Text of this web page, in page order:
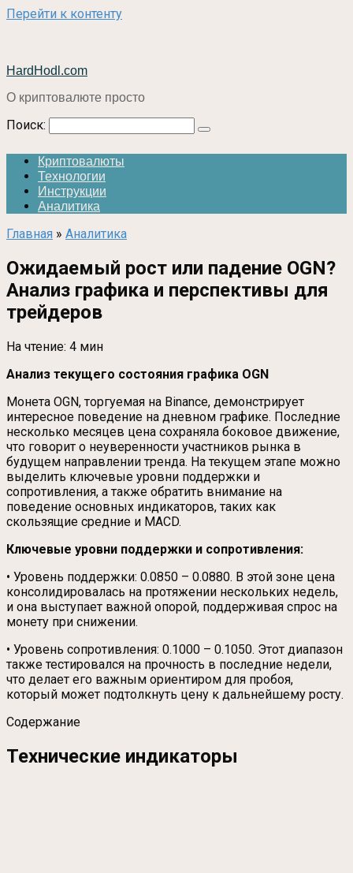
Перейти к контенту
HardHodl.com
О криптовалюте просто
Поиск:
Криптовалюты
Технологии
Инструкции
Аналитика
Главная » Аналитика
Ожидаемый рост или падение OGN?
Анализ графика и перспективы для
трейдеров
На чтение: 4 мин
Анализ текущего состояния графика OGN
Монета OGN, торгуемая на Binance, демонстрирует
интересное поведение на дневном графике. Последние
несколько месяцев цена сохраняла боковое движение,
что говорит о неуверенности участников рынка в
будущем направлении тренда. На текущем этапе можно
выделить ключевые уровни поддержки и
сопротивления, а также обратить внимание на
поведение основных индикаторов, таких как
скользящие средние и MACD.
Ключевые уровни поддержки и сопротивления:
• Уровень поддержки: 0.0850 – 0.0880. В этой зоне цена
консолидировалась на протяжении нескольких недель,
и она выступает важной опорой, поддерживая спрос на
монету при снижении.
• Уровень сопротивления: 0.1000 – 0.1050. Этот диапазон
также тестировался на прочность в последние недели,
что делает его важным ориентиром для пробоя,
который может подтолкнуть цену к дальнейшему росту.
Содержание
Технические индикаторы